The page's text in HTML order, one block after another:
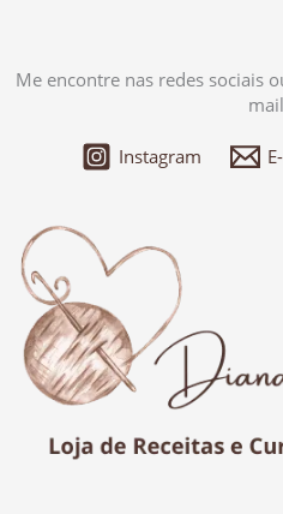
Me encontre nas redes sociais
Instagram